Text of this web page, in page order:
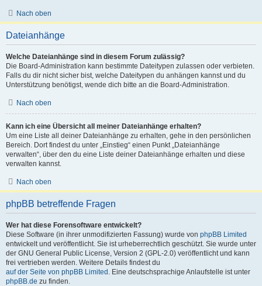
Nach oben
Dateianhänge
Welche Dateianhänge sind in diesem Forum zulässig?
Die Board-Administration kann bestimmte Dateitypen zulassen oder verbieten.
Falls du dir nicht sicher bist, welche Dateitypen du anhängen kannst und du
Unterstützung benötigst, wende dich bitte an die Board-Administration.
Nach oben
Kann ich eine Übersicht all meiner Dateianhänge erhalten?
Um eine Liste all deiner Dateianhänge zu erhalten, gehe in den persönlichen
Bereich. Dort findest du unter „Einstieg“ einen Punkt „Dateianhänge
verwalten“, über den du eine Liste deiner Dateianhänge erhalten und diese
verwalten kannst.
Nach oben
phpBB betreffende Fragen
Wer hat diese Forensoftware entwickelt?
Diese Software (in ihrer unmodifizierten Fassung) wurde von phpBB Limited
entwickelt und veröffentlicht. Sie ist urheberrechtlich geschützt. Sie wurde unter
der GNU General Public License, Version 2 (GPL-2.0) veröffentlicht und kann
frei vertrieben werden. Weitere Details findest du
auf der Seite von phpBB Limited . Eine deutschsprachige Anlaufstelle ist unter
phpBB.de zu finden.